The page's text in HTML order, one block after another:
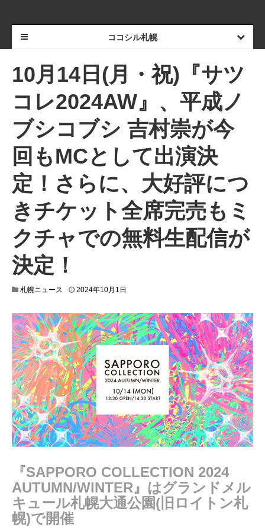
ココシル札幌
10月14日(月・祝)『サツ
コレ2024AW』、平成ノ
ブシコブシ 吉村崇が今
回もMCとして出演決
定！さらに、大好評につ
きチケット全席完売もミ
クチャでの無料生配信が
決定！
札幌ニュース 2024年10月1日
4
年
9
2
6
日
『SAPPORO COLLECTION 2024
AUTUMN/WINTER』はグランドメル
キュール札幌大通公園(旧ロイトン札
幌)で開催